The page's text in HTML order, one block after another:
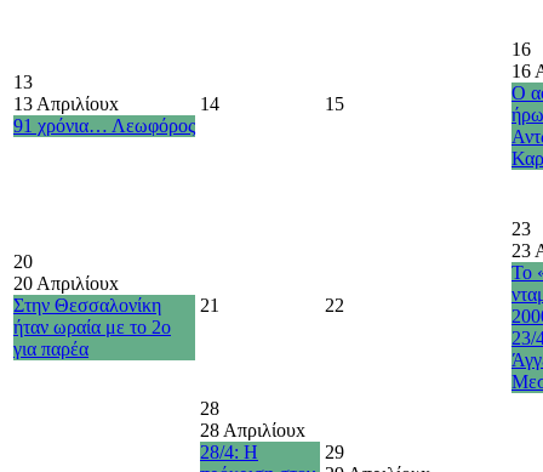
13
13 Απριλίουx
91 χρόνια… Λεωφόρος
14 15
16
16
Ο
20
20 Απριλίουx
Στην Θεσσαλονίκη
ήταν ωραία με το 2ο
για παρέα
21 22
23
23
Το
23/
28
28 Απριλίουx
28/4: Η
29